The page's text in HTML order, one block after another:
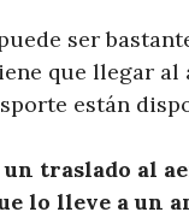
ser
que llegar al
están
un traslado al
lo lleve a un